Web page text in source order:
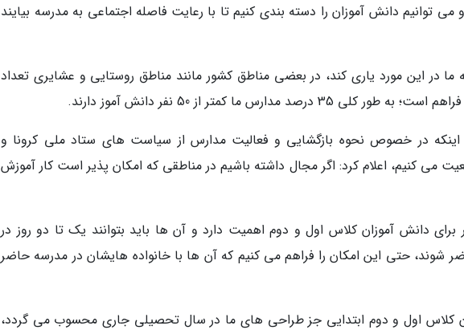
توانیم دانش آموزان را دسته بندی کنیم تا با رعایت فاصله اجتماعی به مدرسه بیایند
ما در این مورد یاری کند، در بعضی مناطق کشور مانند مناطق روستایی و عشایری تعداد
ما کمتر از 50 نفر دانش آموز دارند.
اینکه در خصوص نحوه بازگشایی و فعالیت مدارس از سیاست های ستاد ملی کرونا و
می کنیم، اعلام کرد: اگر مجال داشته باشیم در مناطقی که امکان پذیر است کار آموزش
دانش آموزان کلاس اول و دوم اهمیت دارد و آن ها باید بتوانند یک تا دو روز در
شوند، حتی این امکان را فراهم می کنیم که آن ها با خانواده هایشان در مدرسه حاضر
کلاس اول و دوم ابتدایی جز طراحی های ما در سال تحصیلی جاری محسوب می گردد،